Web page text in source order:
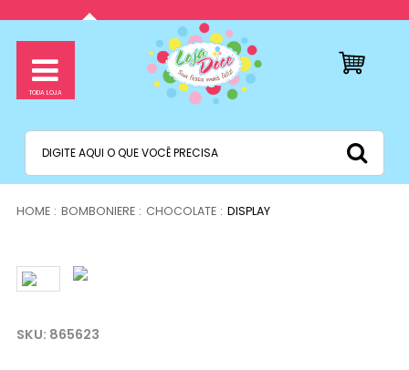
BOMBONIERE CHOCOLATE DISPLAY
865623